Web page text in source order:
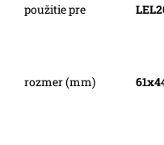
použitie pre
rozmer (mm)